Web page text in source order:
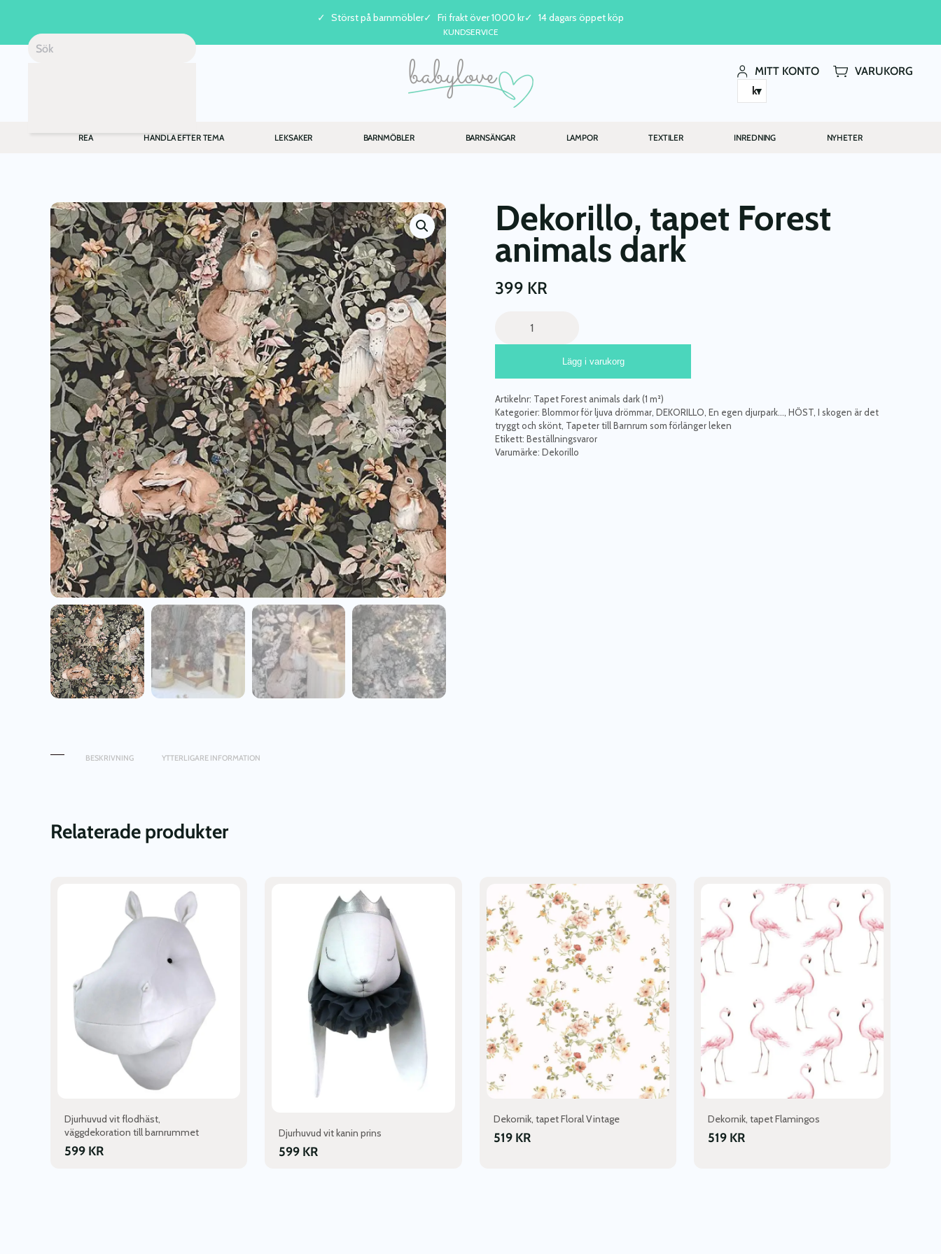
Skip to main content
Störst på barnmöbler Fri frakt över 1000 kr 14 dagars öppet köp
KUNDSERVICE
MITT KONTO
VARUKORG
kr
REA HANDLA EFTER TEMA LEKSAKER BARNMÖBLER BARNSÄNGAR LAMPOR TEXTILER INREDNING NYHETER
Dekorillo, tapet Forest
animals dark
399 KR
Forest
dark
mängd
Lägg i varukorg
Artikelnr: Tapet Forest animals dark (1 m²)
Kategorier: Blommor för ljuva drömmar DEKORILLO En egen djurpark... HÖST I skogen är det
tryggt och skönt Tapeter till Barnrum som förlänger leken
Etikett: Beställningsvaror
Varumärke: Dekorillo
BESKRIVNING YTTERLIGARE INFORMATION
Relaterade produkter
Djurhuvud vit flodhäst,
väggdekoration till barnrummet
599 KR
Djurhuvud vit kanin prins
599 KR
Dekornik, tapet Floral Vintage
519 KR
Dekornik, tapet Flamingos
519 KR